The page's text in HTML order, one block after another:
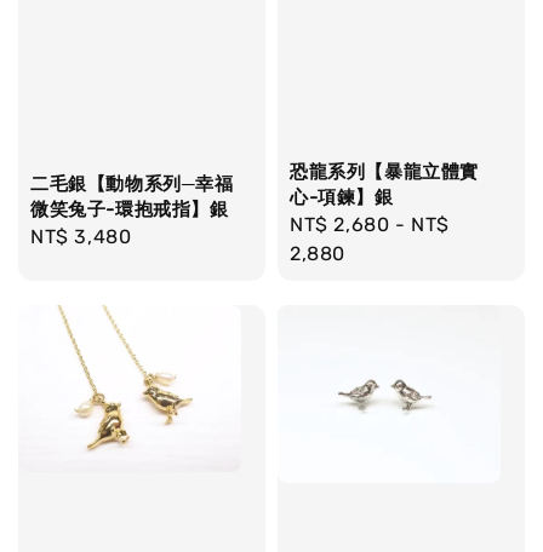
二毛銀【動物系列─幸福
微笑兔子-環抱戒指】銀
Regular
NT$ 3,480
恐龍系列【暴龍立體實
心-項鍊】銀
Regular
price
NT$ 2,680 - NT$
2,880